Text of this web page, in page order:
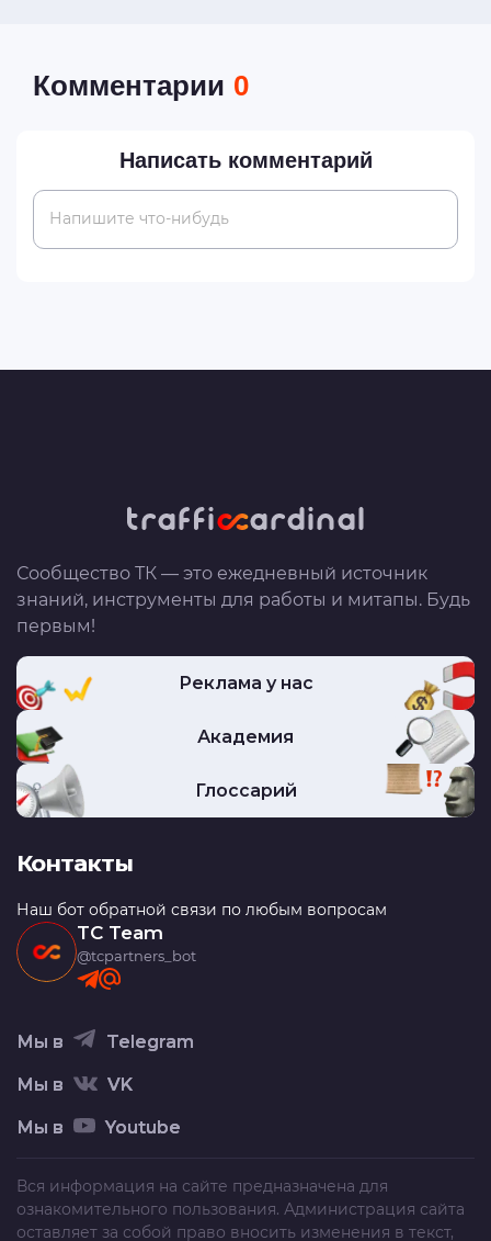
Комментарии 0
Написать комментарий
Напишите что-нибудь
Сообщество ТК — это ежедневный источник
знаний, инструменты для работы и митапы. Будь
первым!
Реклама у нас
Академия
Глоссарий
Контакты
Наш бот обратной связи по любым вопросам
TC Team
@tcpartners_bot
Мы в Telegram
Мы в VK
Мы в Youtube
Вся информация на сайте предназначена для
ознакомительного пользования. Администрация сайта
оставляет за собой право вносить изменения в текст,